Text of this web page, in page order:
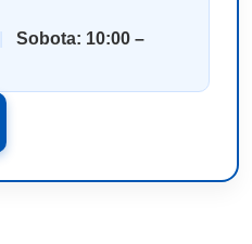
Sobota: 10:00 –